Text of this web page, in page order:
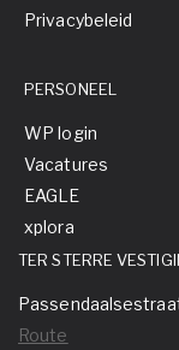
Privacybeleid
PERSONEEL
WP login
Vacatures
EAGLE
xplora
TER STERRE
Route